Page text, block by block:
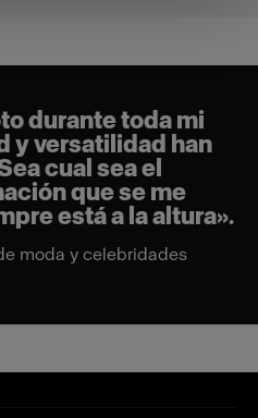
durante toda mi
y versatilidad han
cual sea el
que se me
está a la altura».
moda y celebridades